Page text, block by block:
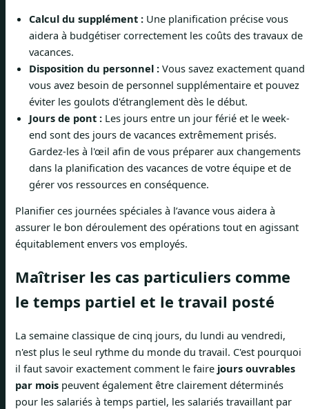
Calcul du supplément : Une planification précise vous
aidera à budgétiser correctement les coûts des travaux de
vacances.
Disposition du personnel : Vous savez exactement quand
vous avez besoin de personnel supplémentaire et pouvez
éviter les goulots d'étranglement dès le début.
Jours de pont : Les jours entre un jour férié et le week-
end sont des jours de vacances extrêmement prisés.
Gardez-les à l'œil afin de vous préparer aux changements
dans la planification des vacances de votre équipe et de
gérer vos ressources en conséquence.
Planifier ces journées spéciales à l’avance vous aidera à
assurer le bon déroulement des opérations tout en agissant
équitablement envers vos employés.
Maîtriser les cas particuliers comme
le temps partiel et le travail posté
La semaine classique de cinq jours, du lundi au vendredi,
n'est plus le seul rythme du monde du travail. C'est pourquoi
il faut savoir exactement comment le faire jours ouvrables
par mois peuvent également être clairement déterminés
pour les salariés à temps partiel, les salariés travaillant par